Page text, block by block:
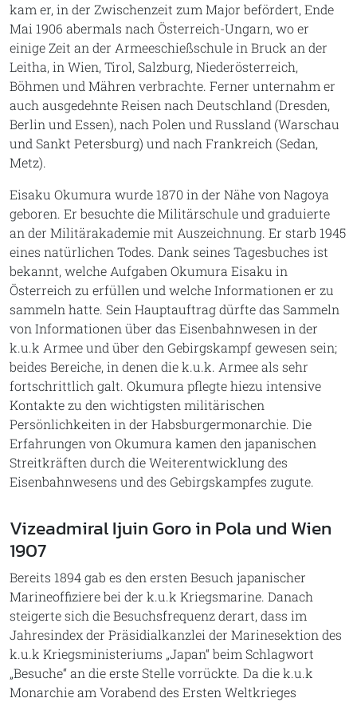
kam er, in der Zwischenzeit zum Major befördert, Ende
Mai 1906 abermals nach Österreich-Ungarn, wo er
einige Zeit an der Armeeschießschule in Bruck an der
Leitha, in Wien, Tirol, Salzburg, Niederösterreich,
Böhmen und Mähren verbrachte. Ferner unternahm er
auch ausgedehnte Reisen nach Deutschland (Dresden,
Berlin und Essen), nach Polen und Russland (Warschau
und Sankt Petersburg) und nach Frankreich (Sedan,
Metz).
Eisaku Okumura wurde 1870 in der Nähe von Nagoya
geboren. Er besuchte die Militärschule und graduierte
an der Militärakademie mit Auszeichnung. Er starb 1945
eines natürlichen Todes. Dank seines Tagesbuches ist
bekannt, welche Aufgaben Okumura Eisaku in
Österreich zu erfüllen und welche Informationen er zu
sammeln hatte. Sein Hauptauftrag dürfte das Sammeln
von Informationen über das Eisenbahnwesen in der
k.u.k Armee und über den Gebirgskampf gewesen sein;
beides Bereiche, in denen die k.u.k. Armee als sehr
fortschrittlich galt. Okumura pflegte hiezu intensive
Kontakte zu den wichtigsten militärischen
Persönlichkeiten in der Habsburgermonarchie. Die
Erfahrungen von Okumura kamen den japanischen
Streitkräften durch die Weiterentwicklung des
Eisenbahnwesens und des Gebirgskampfes zugute.
Vizeadmiral Ijuin Goro in Pola und Wien
1907
Bereits 1894 gab es den ersten Besuch japanischer
Marineoffiziere bei der k.u.k Kriegsmarine. Danach
steigerte sich die Besuchsfrequenz derart, dass im
Jahresindex der Präsidialkanzlei der Marinesektion des
k.u.k Kriegsministeriums „Japan“ beim Schlagwort
„Besuche“ an die erste Stelle vorrückte. Da die k.u.k
Monarchie am Vorabend des Ersten Weltkrieges